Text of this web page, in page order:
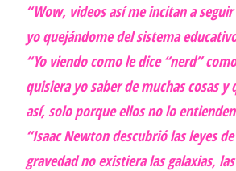
“Wow, videos así me incitan a
yo quejándome del sistema
“Yo viendo como le dice “nerd”
quisiera yo saber de muchas cosas y
así, solo porque ellos no lo
“Isaac Newton descubrió las leyes
gravedad no existiera las galaxias,